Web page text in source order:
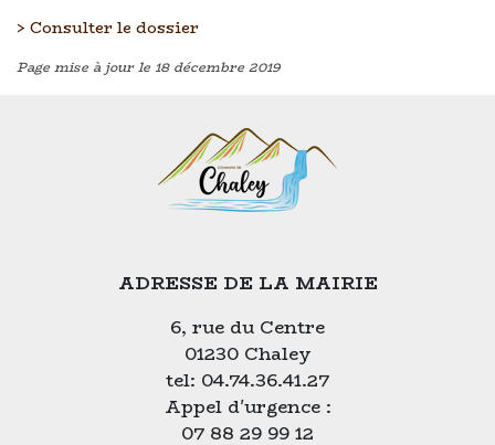
> Consulter le dossier
Page mise à jour le 18 décembre 2019
ADRESSE DE LA MAIRIE
6, rue du Centre
01230 Chaley
tel: 04.74.36.41.27
Appel d'urgence :
07 88 29 99 12